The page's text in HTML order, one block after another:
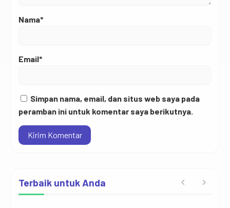
Nama*
Email*
Simpan nama, email, dan situs web saya pada
peramban ini untuk komentar saya berikutnya.
Terbaik untuk Anda